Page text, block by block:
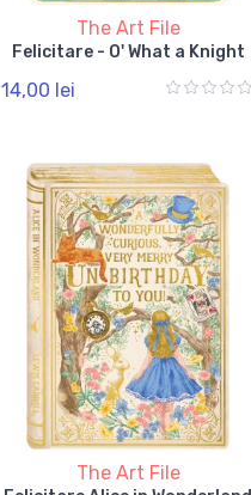
The Art File
Felicitare - O' What a Knight
14,00 lei
The Art File